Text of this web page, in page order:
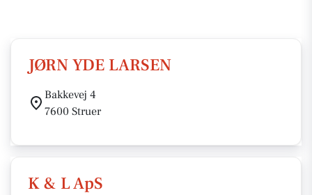
JØRN YDE LARSEN
Bakkevej 4
7600 Struer
K & L ApS